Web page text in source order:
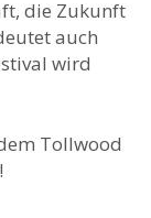
die Zukunft
auch
wird
Tollwood